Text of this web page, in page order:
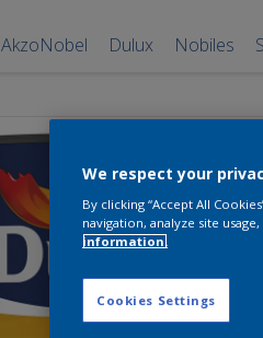
AkzoNobel Dulux Nobiles
We respect your
By clicking “Accept All
navigation, analyze site
information.
Cookies Settings